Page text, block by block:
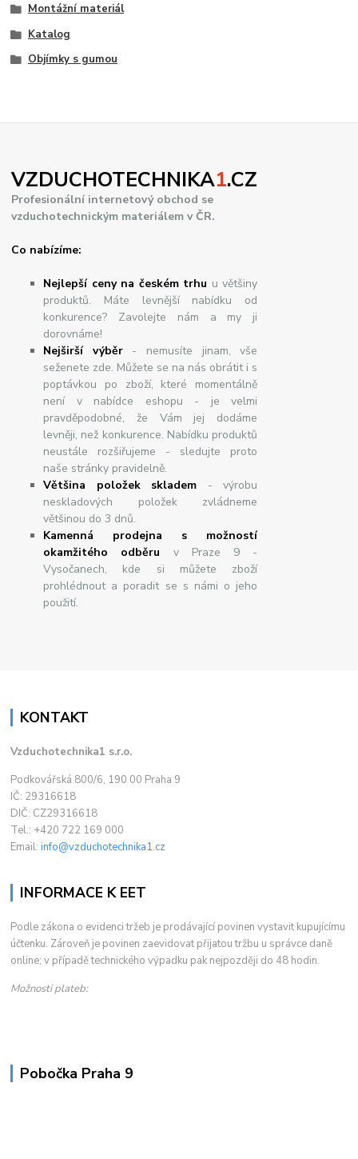
Montážní materiál
Katalog
Objímky s gumou
VZDUCHOTECHNIKA1.CZ
Profesionální internetový obchod se
vzduchotechnickým materiálem v ČR.
Co nabízíme:
Nejlepší ceny na českém trhu u většiny
produktů. Máte levnější nabídku od
konkurence? Zavolejte nám a my ji
dorovnáme!
Nejširšívýběr- nemusíte jinam, vše
seženete zde. Můžete se na nás obrátit i s
poptávkou po zboží, které momentálně
není v nabídce eshopu - je velmi
pravděpodobné, že Vám jej dodáme
levněji, než konkurence. Nabídku produktů
neustále rozšiřujeme - sledujte proto
naše stránky pravidelně.
Většina položek skladem - výrobu
neskladových položek zvládneme
většinou do 3 dnů.
Kamenná prodejna s možností
okamžitého odběru v Praze 9 -
Vysočanech, kde si můžete zboží
prohlédnout a poradit se s námi o jeho
použití.
KONTAKT
Vzduchotechnika1 s.r.o.
Podkovářská 800/6, 190 00 Praha 9
IČ: 29316618
DIČ: CZ29316618
Tel.: +420 722 169 000
Email:info@vzduchotechnika1.cz
INFORMACE K EET
Podle zákona o evidenci tržeb je prodávající povinen vystavit kupujícímu
účtenku. Zároveň je povinen zaevidovat přijatou tržbu u správce daně
online; v případě technického výpadku pak nejpozději do 48 hodin.
Možnosti plateb:
Pobočka Praha 9